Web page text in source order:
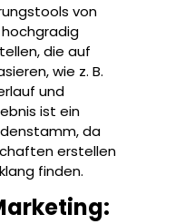
von
die auf
wie z. B.
und
ist ein
da
erstellen
finden.